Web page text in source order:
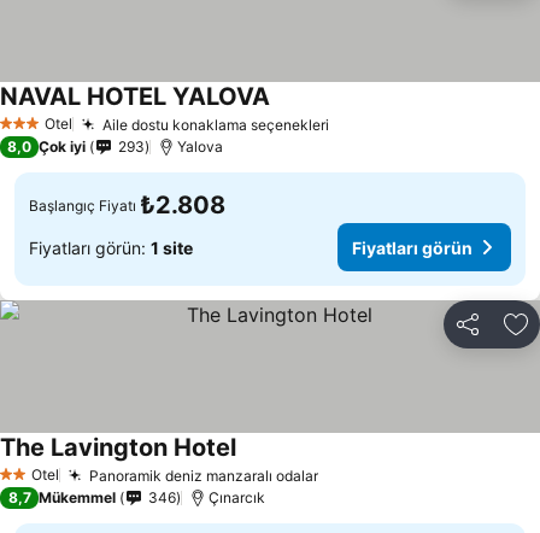
3 YıldızOtel Aile dostu konaklama seçenekleri
NAVAL HOTEL YALOVA
8,0 Çok iyi 293 Yalova
Başlangıç Fiyatı ₺2.808
Fiyatları görün: 1 site Fiyatları görün
Paylaş
2 Yıldız
Otel Panoramik deniz manzaralı odalar
The Lavington Hotel
8,7 Mükemmel 346 Çınarcık